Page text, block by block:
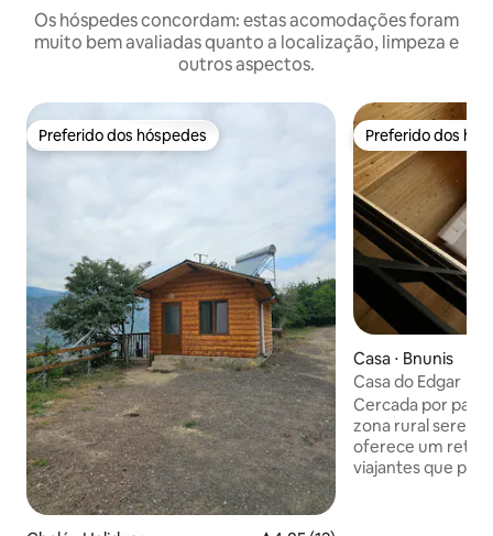
Os hóspedes concordam: estas acomodações foram
muito bem avaliadas quanto a localização, limpeza e
outros aspectos.
Preferido dos hóspedes
Preferido dos hóspedes Preferido dos
Preferido dos
Casa ⋅ Bnunis
Casa do Edgar
Cercada por
zona rural
oferece um retiro
viajantes que